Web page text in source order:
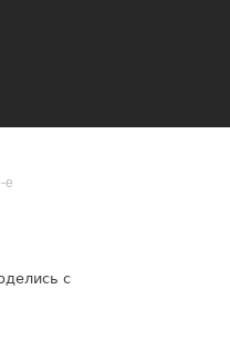
е
с